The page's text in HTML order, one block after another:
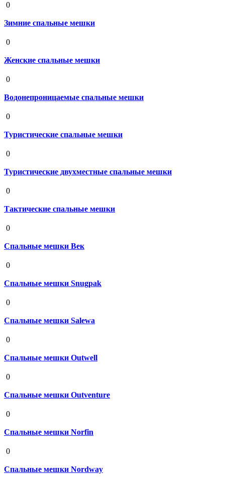
0
Зимние спальные мешки
0
Женские спальные мешки
0
Водонепроницаемые спальные мешки
0
Туристические спальные мешки
0
Туристические двухместные спальные мешки
0
Тактические спальные мешки
0
Спальные мешки Век
0
Спальные мешки Snugpak
0
Спальные мешки Salewa
0
Спальные мешки Outwell
0
Спальные мешки Outventure
0
Спальные мешки Norfin
0
Спальные мешки Nordway